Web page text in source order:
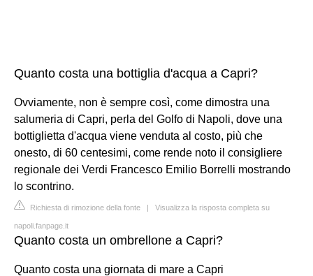
Quanto costa una bottiglia d'acqua a Capri?
Ovviamente, non è sempre così, come dimostra una
salumeria di Capri, perla del Golfo di Napoli, dove una
bottiglietta d'acqua viene venduta al costo, più che
onesto, di 60 centesimi, come rende noto il consigliere
regionale dei Verdi Francesco Emilio Borrelli mostrando
lo scontrino.
Richiesta di rimozione della fonte | Visualizza la risposta completa su
napoli.fanpage.it
Quanto costa un ombrellone a Capri?
Quanto costa una giornata di mare a Capri